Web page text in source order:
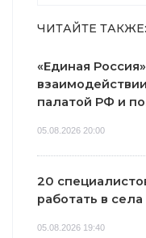
ЧИТАЙТЕ ТАКЖЕ:
«Единая
палатой РФ и
05.08.2026 20:00
20
работать в
05.08.2026 19:40